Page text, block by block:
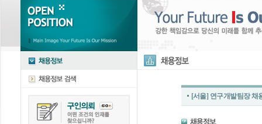
[서울] 연구개발팀장 채